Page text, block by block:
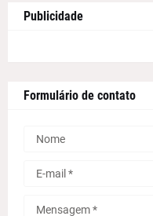
Publicidade
Formulário de contato